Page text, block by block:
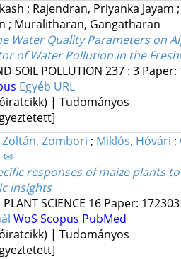
; Rajendran, Priyanka Jayam
; Muralitharan, Gangatharan
Water Quality Parameters on
of Water Pollution in the
SOIL POLLUTION 237: 3
Egyéb URL
| Tudományos
Zoltán, Zombori ; Miklós, Hóvári ;
✉
responses of maize plants
insights
SCIENCE 16 Paper:
WoS Scopus PubMed
| Tudományos